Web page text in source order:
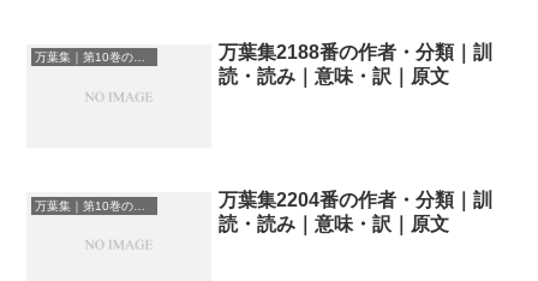
万葉集｜第10巻の和歌一覧
万葉集2188番の作者・分類｜訓
読・読み｜意味・訳｜原文
万葉集｜第10巻の和歌一覧
万葉集2204番の作者・分類｜訓
読・読み｜意味・訳｜原文